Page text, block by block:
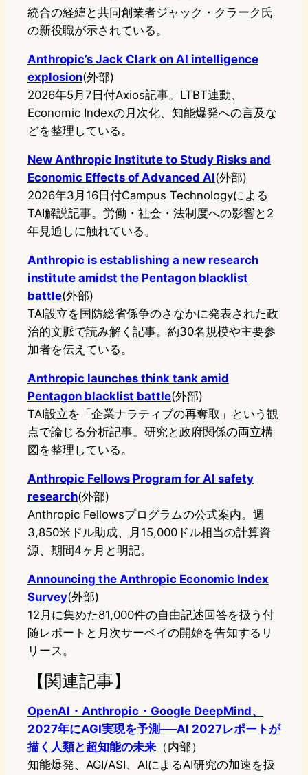
統合の経緯と共同創業者ジャック・クラーク氏
の新役職が示されている。
Anthropic’s Jack Clark on AI intelligence
explosion(外部)
2026年5月7日付Axios記事。LTBT連動、
Economic Indexの月次化、知能爆発への言及な
どを整理している。
New Anthropic Institute to Study Risks and
Economic Effects of Advanced AI(外部)
2026年3月16日付Campus Technologyによる
TAI解説記事。労働・社会・法制度への影響と2
年見通しに触れている。
Anthropic is establishing a new research
institute amidst the Pentagon blacklist
battle(外部)
TAI設立を国防総省係争のさなかに発表された政
治的文脈で読み解く記事。約30名規模や主要参
加者を伝えている。
Anthropic launches think tank amid
Pentagon blacklist battle(外部)
TAI設立を「企業ナラティブの再奪取」という観
点で論じる分析記事。研究と政府関係の両立構
図を整理している。
Anthropic Fellows Program for AI safety
research(外部)
Anthropic Fellowsプログラムの公式案内。週
3,850米ドル助成、月15,000ドル相当の計算資
源、期間4ヶ月と明記。
Announcing the Anthropic Economic Index
Survey(外部)
12月に集めた81,000件の自由記述回答を扱う付
随レポートと月次サーベイの開始を告知するリ
リース。
【関連記事】
OpenAI・Anthropic・Google DeepMind、
2027年にAGI実現を予測──AI 2027レポートが
描く人類と超知能の未来 （内部）
知能爆発、AGI/ASI、AIによるAI研究の加速を扱